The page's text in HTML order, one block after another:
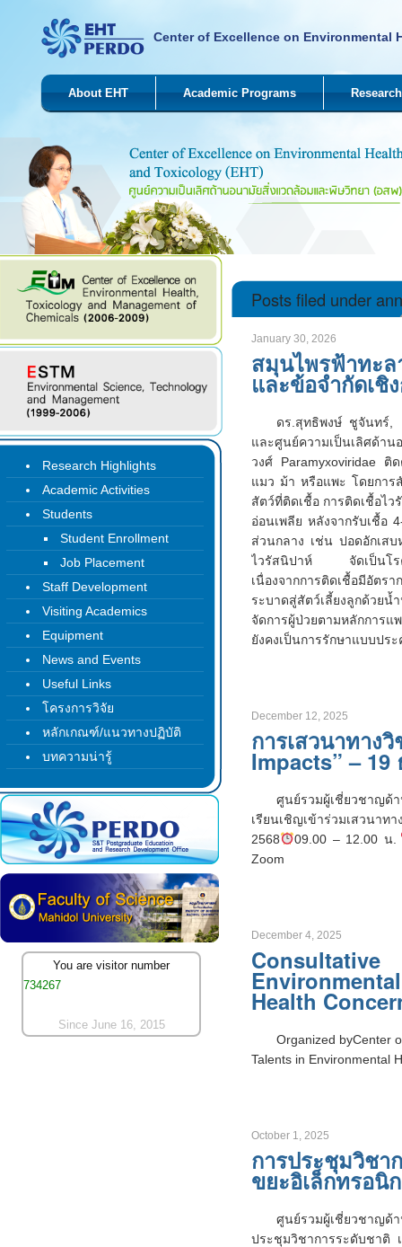
Center of Excellence on Environmental
About EHT Academic Programs Research
Posts filed under
January 30, 2026
สมุนไพรฟ้าทะ
และข้อจำกัดเชิ
ดร.สุทธิพงษ์ ชูจันทร์,
และศูนย์ความเป็นเลิศด้าน
วงศ์ Paramyxoviridae ติ
แมว ม้า หรือแพะ โดยการ
สัตว์ที่ติดเชื้อ การติดเชื้อไ
อ่อนเพลีย หลังจากรับเชื้อ
ส่วนกลาง เช่น ปอดอักเสบ
ไวรัสนิปาห์ จัดเป็นโรคอุ
เนื่องจากการติดเชื้อมีอัต
ระบาดสู่สัตว์เลี้ยงลูกด้วย
จัดการผู้ป่วยตามหลักการแ
ยังคงเป็นการรักษาแบบปร
December 12, 2025
การเสวนาทา
Impacts” – 19
ศูนย์รวมผู้เชี่ยวชาญด้
เรียนเชิญเข้าร่วมเสวนาทา
2568
09.00 – 12.00 น.
Zoom
December 4, 2025
Health
Organized byCenter
Talents in Environmental
October 1, 2025
การประชุมวิช
ขยะอิเล็กทรอนิ
ศูนย์รวมผู้เชี่ยวชาญด้
ประชุมวิชาการระดับชาติ
Research Highlights
Academic Activities
Students
Student Enrollment
Job Placement
Staff Development
Visiting Academics
Equipment
News and Events
Useful Links
โครงการวิจัย
หลักเกณฑ์/แนวทางปฏิบัติ
บทความน่ารู้
You are visitor number
734267
Since June 16, 2015